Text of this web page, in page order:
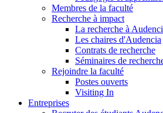
Membres de la faculté
Recherche à impact
La recherche à
Les chaires d'Audencia
Contrats de recherche
Séminaires de
Rejoindre la faculté
Postes ouverts
Visiting In
Entreprises